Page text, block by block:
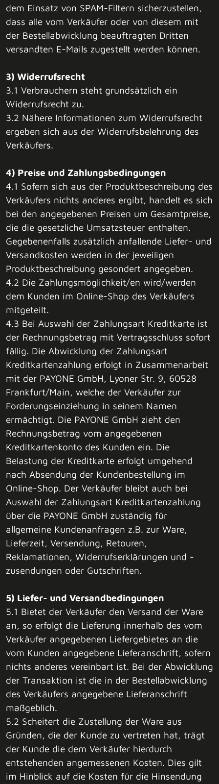
dem Einsatz von SPAM-Filtern sicherzustellen,
dass alle vom Verkäufer oder von diesem mit
der Bestellabwicklung beauftragten Dritten
versandten E-Mails zugestellt werden können.
3) Widerrufsrecht
3.1 Verbrauchern steht grundsätzlich ein
Widerrufsrecht zu.
3.2 Nähere Informationen zum Widerrufsrecht
ergeben sich aus der Widerrufsbelehrung des
Verkäufers.
4) Preise und Zahlungsbedingungen
4.1 Sofern sich aus der Produktbeschreibung des
Verkäufers nichts anderes ergibt, handelt es sich
bei den angegebenen Preisen um Gesamtpreise,
die die gesetzliche Umsatzsteuer enthalten.
Gegebenenfalls zusätzlich anfallende Liefer- und
Versandkosten werden in der jeweiligen
Produktbeschreibung gesondert angegeben.
4.2 Die Zahlungsmöglichkeit/en wird/werden
dem Kunden im Online-Shop des Verkäufers
mitgeteilt.
4.3 Bei Auswahl der Zahlungsart Kreditkarte ist
der Rechnungsbetrag mit Vertragsschluss sofort
fällig. Die Abwicklung der Zahlungsart
Kreditkartenzahlung erfolgt in Zusammenarbeit
mit der PAYONE GmbH, Lyoner Str. 9, 60528
Frankfurt/Main, welche der Verkäufer zur
Forderungseinziehung in seinem Namen
ermächtigt. Die PAYONE GmbH zieht den
Rechnungsbetrag vom angegebenen
Kreditkartenkonto des Kunden ein. Die
Belastung der Kreditkarte erfolgt umgehend
nach Absendung der Kundenbestellung im
Online-Shop. Der Verkäufer bleibt auch bei
Auswahl der Zahlungsart Kreditkartenzahlung
über die PAYONE GmbH zuständig für
allgemeine Kundenanfragen z.B. zur Ware,
Lieferzeit, Versendung, Retouren,
Reklamationen, Widerrufserklärungen und -
zusendungen oder Gutschriften.
5) Liefer- und Versandbedingungen
5.1 Bietet der Verkäufer den Versand der Ware
an, so erfolgt die Lieferung innerhalb des vom
Verkäufer angegebenen Liefergebietes an die
vom Kunden angegebene Lieferanschrift, sofern
nichts anderes vereinbart ist. Bei der Abwicklung
der Transaktion ist die in der Bestellabwicklung
des Verkäufers angegebene Lieferanschrift
maßgeblich.
5.2 Scheitert die Zustellung der Ware aus
Gründen, die der Kunde zu vertreten hat, trägt
der Kunde die dem Verkäufer hierdurch
entstehenden angemessenen Kosten. Dies gilt
im Hinblick auf die Kosten für die Hinsendung